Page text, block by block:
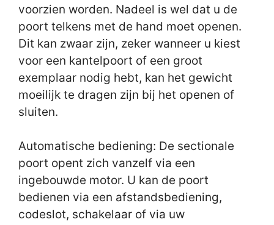
voorzien worden. Nadeel is wel dat u de
poort telkens met de hand moet openen.
Dit kan zwaar zijn, zeker wanneer u kiest
voor een kantelpoort of een groot
exemplaar nodig hebt, kan het gewicht
moeilijk te dragen zijn bij het openen of
sluiten.
Automatische bediening: De sectionale
poort opent zich vanzelf via een
ingebouwde motor. U kan de poort
bedienen via een afstandsbediening,
codeslot, schakelaar of via uw